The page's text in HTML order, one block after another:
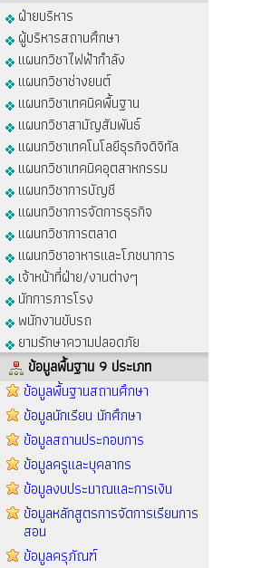
ฝ่ายบริหาร
ผู้บริหารสถานศึกษา
แผนกวิชาไฟฟ้ากำลัง
แผนกวิชาช่างยนต์
แผนกวิชาเทคนิคพื้นฐาน
แผนกวิชาสามัญสัมพันธ์
แผนกวิชาเทคโนโลยีธุรกิจดิจิทัล
แผนกวิชาเทคนิคอุตสาหกรรม
แผนกวิชาการบัญชี
แผนกวิชาการจัดการธุรกิจ
แผนกวิชาการตลาด
แผนกวิชาอาหารและโภชนาการ
เจ้าหน้าที่ฝ่าย/งานต่างๆ
นักการภารโรง
พนักงานขับรถ
ยามรักษาความปลอดภัย
ข้อมูลพื้นฐาน 9 ประเภท
ข้อมูลพื้นฐานสถานศึกษา
ข้อมูลนักเรียน นักศึกษา
ข้อมูลสถานประกอบการ
ข้อมูลครูและบุคลากร
ข้อมูลงบประมาณและการเงิน
ข้อมูลหลักสูตรการจัดการเรียนการ
สอน
ข้อมูลครุภัณฑ์